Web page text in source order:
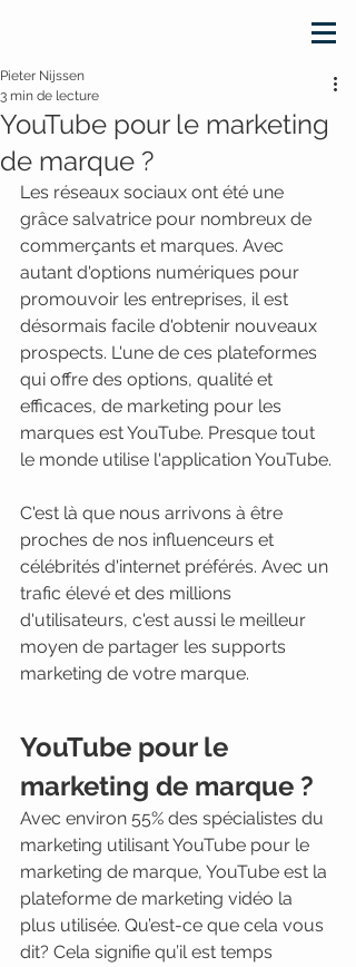
YouTube pour le marketing
de marque ?
Pieter Nijssen
3 min de lecture
Les réseaux sociaux ont été une
grâce salvatrice pour nombreux de
commerçants et marques. Avec
autant d'options numériques pour
promouvoir les entreprises, il est
désormais facile d'obtenir nouveaux
prospects. L'une de ces plateformes
qui offre des options, qualité et
efficaces, de marketing pour les
marques est YouTube. Presque tout
le monde utilise l'application YouTube.
C'est là que nous arrivons à être
proches de nos influenceurs et
célébrités d'internet préférés. Avec un
trafic élevé et des millions
d'utilisateurs, c'est aussi le meilleur
moyen de partager les supports
marketing de votre marque.
YouTube pour le
marketing de marque ?
Avec environ 55% des spécialistes du
marketing utilisant YouTube pour le
marketing de marque, YouTube est la
plateforme de marketing vidéo la
plus utilisée. Qu’est-ce que cela vous
dit? Cela signifie qu’il est temps